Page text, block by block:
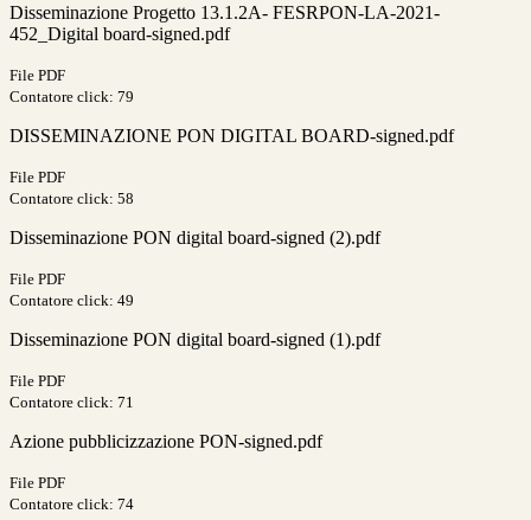
Disseminazione Progetto 13.1.2A- FESRPON-LA-2021-
452_Digital board-signed.pdf
File PDF
Contatore click: 79
DISSEMINAZIONE PON DIGITAL BOARD-signed.pdf
File PDF
Contatore click: 58
Disseminazione PON digital board-signed (2).pdf
File PDF
Contatore click: 49
Disseminazione PON digital board-signed (1).pdf
File PDF
Contatore click: 71
Azione pubblicizzazione PON-signed.pdf
File PDF
Contatore click: 74